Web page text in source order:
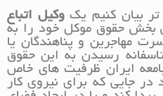
تر بیان کنیم یکوکیل اتباع
حقوق موکل خود را به
مهاجرین و پناهندگان یا
رسیدن به این حقوق
ایران ظرفیت های خاص
جایی که برای نیروی کار